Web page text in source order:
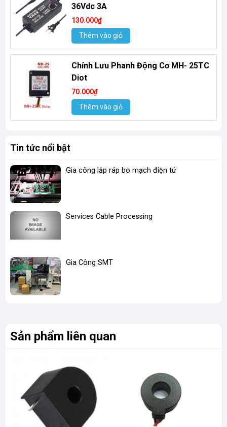
36Vdc 3A
130.000₫
Thêm vào giỏ
Chỉnh Lưu Phanh Động Cơ MH- 25TC
Diot
70.000₫
Thêm vào giỏ
Tin tức nổi bật
Gia công lắp ráp bo mạch điện tử
Services Cable Processing
Gia Công SMT
Sản phẩm liên quan